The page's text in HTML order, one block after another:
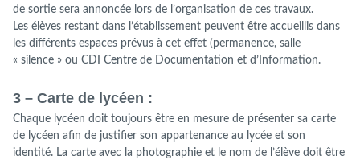
de sortie sera annoncée lors de l’organisation de ces travaux.
Les élèves restant dans l’établissement peuvent être accueillis dans
les différents espaces prévus à cet effet (permanence, salle
« silence » ou CDI Centre de Documentation et d’Information.
3 – Carte de lycéen :
Chaque lycéen doit toujours être en mesure de présenter sa carte
de lycéen afin de justifier son appartenance au lycée et son
identité. La carte avec la photographie et le nom de l’élève doit être